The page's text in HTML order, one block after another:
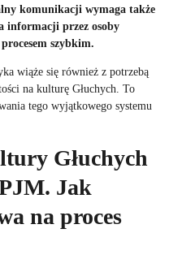
komunikacji wymaga także
informacji przez osoby
procesem szybkim.
wiąże się również z potrzebą
na kulturę Głuchych. To
tego wyjątkowego systemu
Głuchych
Jak
na proces